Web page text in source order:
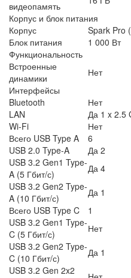
видеопамять
Корпус и блок питания
Корпус
Spark Pro
Блок питания
1 000 Вт
Функциональность
Встроенные
динамики
Нет
Интерфейсы
Bluetooth
Нет
LAN
Да 1 x 2.5
Wi-Fi
Нет
Всего USB Type A
6
USB 2.0 Type-A
Да 2
USB 3.2 Gen1 Type-
A (5 Гбит/с)
Да 4
USB 3.2 Gen2 Type-
A (10 Гбит/с)
Да 1
Всего USB Type C
1
USB 3.2 Gen1 Type-
C (5 Гбит/с)
Нет
USB 3.2 Gen2 Type-
C (10 Гбит/с)
Да 1
USB 3.2 Gen 2x2